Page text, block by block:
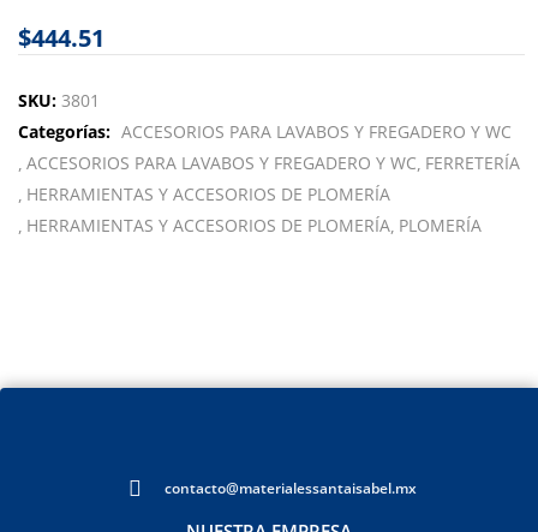
$444.51
SKU: 3801
Categorías: ACCESORIOS PARA LAVABOS Y FREGADERO Y WC
ACCESORIOS PARA LAVABOS Y FREGADERO Y WC FERRETERÍA
HERRAMIENTAS Y ACCESORIOS DE PLOMERÍA
HERRAMIENTAS Y ACCESORIOS DE PLOMERÍA PLOMERÍA
contacto@materialessantaisabel.mx